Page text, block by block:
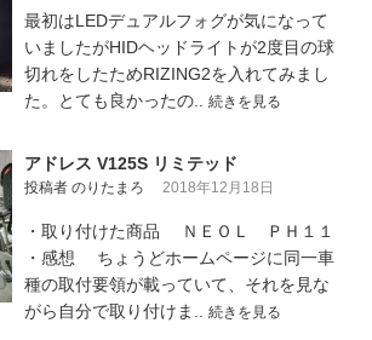
最初はLEDデュアルフォグが気になって
いましたがHIDヘッドライトが2度目の球
切れをしたためRIZING2を入れてみまし
た。とても良かったの.. 続きを見る
アドレス V125S リミテッド
投稿者 のりたまろ 2018年12月18日
・取り付けた商品 ＮＥＯＬ ＰＨ１１
・感想 ちょうどホームページに同一車
種の取付要領が載っていて、それを見な
がら自分で取り付けま.. 続きを見る